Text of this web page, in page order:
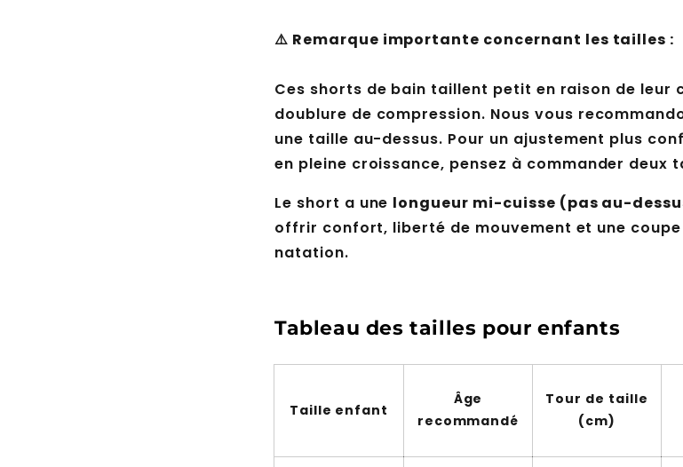
⚠️ Remarque importante concernant les tailles :
Ces shorts de bain taillent petit en raison de leur
doublure de compression. Nous vous
une taille au-dessus. Pour un ajustement plus
en pleine croissance, pensez à commander deux
Le short a une longueur mi-cuisse (pas au-
offrir confort, liberté de mouvement et une
natation.
Tableau des tailles pour enfants
Taille enfant
Âge
recommandé
Tour de taille
(cm)